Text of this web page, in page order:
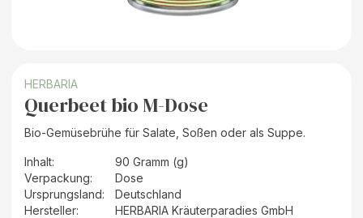
HERBARIA
Querbeet bio M-Dose
Bio-Gemüsebrühe für Salate, Soßen oder als Suppe.
Inhalt:
90 Gramm (g)
Verpackung:
Dose
Ursprungsland:
Deutschland
Hersteller: HERBARIA Kräuterparadies GmbH